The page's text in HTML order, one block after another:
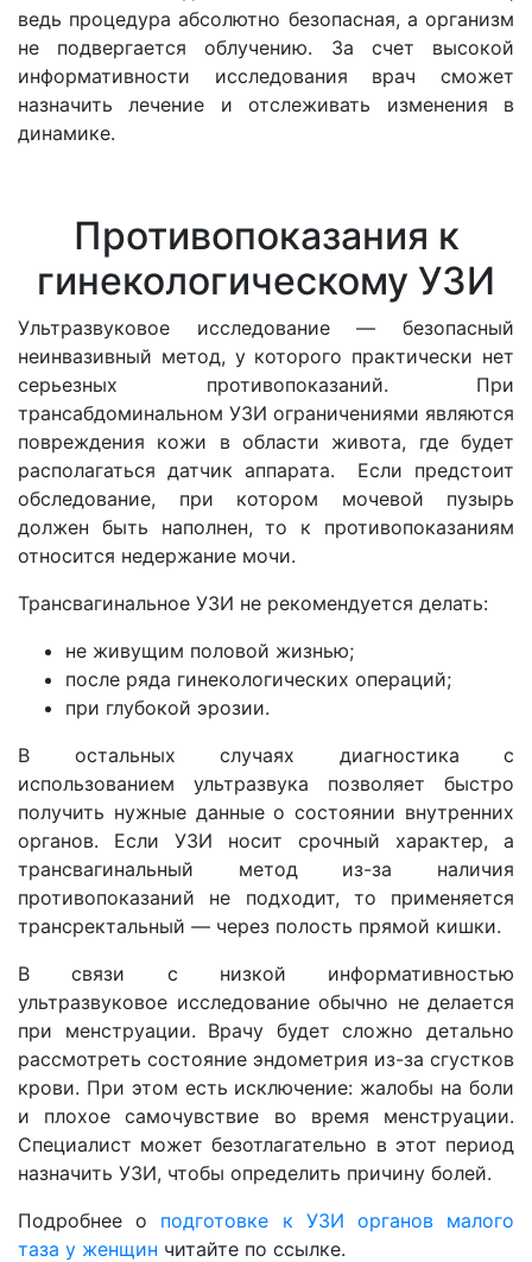
ведь процедура абсолютно безопасная, а организм
не подвергается облучению. За счет высокой
информативности исследования врач сможет
назначить лечение и отслеживать изменения в
динамике.
Противопоказания к
гинекологическому УЗИ
Ультразвуковое исследование — безопасный
неинвазивный метод, у которого практически нет
серьезных противопоказаний. При
трансабдоминальном УЗИ ограничениями являются
повреждения кожи в области живота, где будет
располагаться датчик аппарата. Если предстоит
обследование, при котором мочевой пузырь
должен быть наполнен, то к противопоказаниям
относится недержание мочи.
Трансвагинальное УЗИ не рекомендуется делать:
не живущим половой жизнью;
после ряда гинекологических операций;
при глубокой эрозии.
В остальных случаях диагностика с
использованием ультразвука позволяет быстро
получить нужные данные о состоянии внутренних
органов. Если УЗИ носит срочный характер, а
трансвагинальный метод из-за наличия
противопоказаний не подходит, то применяется
трансректальный — через полость прямой кишки.
В связи с низкой информативностью
ультразвуковое исследование обычно не делается
при менструации. Врачу будет сложно детально
рассмотреть состояние эндометрия из-за сгустков
крови. При этом есть исключение: жалобы на боли
и плохое самочувствие во время менструации.
Специалист может безотлагательно в этот период
назначить УЗИ, чтобы определить причину болей.
Подробнее о подготовке к УЗИ органов малого
таза у женщин читайте по ссылке.